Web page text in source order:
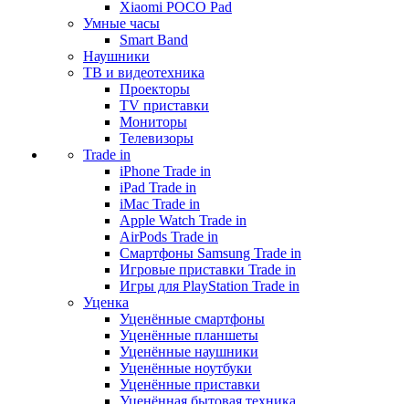
Xiaomi POCO Pad
Умные часы
Smart Band
Наушники
ТВ и видеотехника
Проекторы
TV приставки
Мониторы
Телевизоры
Trade in
iPhone Trade in
iPad Trade in
iMac Trade in
Apple Watch Trade in
AirPods Trade in
Смартфоны Samsung Trade in
Игровые приставки Trade in
Игры для PlayStation Trade in
Уценка
Уценённые смартфоны
Уценённые планшеты
Уценённые наушники
Уценённые ноутбуки
Уценённые приставки